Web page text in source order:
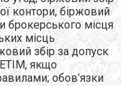
контори, біржовий
брокерського місця
місць
збір за допуск
якщо
обов’язки